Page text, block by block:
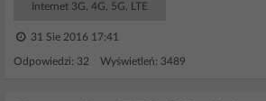
Internet 3G, 4G, 5G, LTE
31 Sie 2016 17:41
Odpowiedzi: 32 Wyświetleń: 3489